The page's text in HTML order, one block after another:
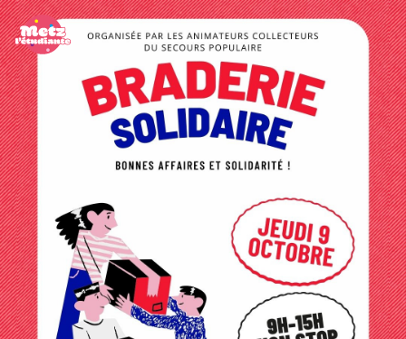
Panneau de gestion des cookies